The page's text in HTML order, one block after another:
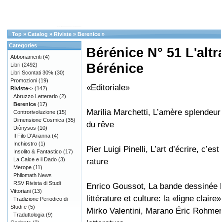
Top » Catalog » Riviste » Berenice »
Bérénice N° 51
Bérénice
«Editoriale»
Marilia Marchetti, L’amère
du rêve
Pier Luigi Pinelli, L’art d’écrire,
rature
Enrico Goussot, La bande dessinée
littérature et culture: la «ligne claire»
Mirko Valentini, Marano Éric
Categories
Abbonamenti (4)
Libri (2492)
Libri Scontati 30% (30)
Promozioni (19)
Riviste-> (142)
Abruzzo Letterario (2)
Berenice (17)
Controrivoluzione (15)
Dimensione Cosmica (35)
Diònysos (10)
Il Filo D'Arianna (4)
Inchiostro (1)
Insolito & Fantastico (17)
La Calce e il Dado (3)
Merope (11)
Philomath News
RSV Rivista di Studi
Vittoriani (13)
Tradizione Periodico di
Studi e (5)
Traduttologia (9)